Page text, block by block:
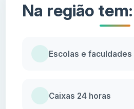
Na região tem:
Escolas e faculdades
Caixas 24 horas